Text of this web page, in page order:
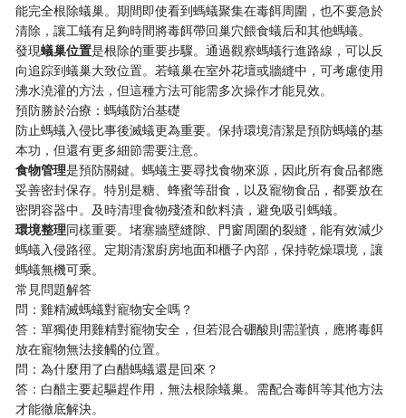
能完全根除蟻巢。期間即使看到螞蟻聚集在毒餌周圍，也不要急於
清除，讓工蟻有足夠時間將毒餌帶回巢穴餵食蟻后和其他螞蟻。
發現​​蟻巢位置​​是根除的重要步驟。通過觀察螞蟻行進路線，可以反
向追踪到蟻巢大致位置。若蟻巢在室外花壇或牆縫中，可考慮使用
沸水澆灌的方法，但這種方法可能需多次操作才能見效。
預防勝於治療：螞蟻防治基礎
防止螞蟻入侵比事後滅蟻更為重要。保持環境清潔是預防螞蟻的基
本功，但還有更多細節需要注意。
​食物管理​​是預防關鍵。螞蟻主要尋找食物來源，因此所有食品都應
妥善密封保存。特別是糖、蜂蜜等甜食，以及寵物食品，都要放在
密閉容器中。及時清理食物殘渣和飲料漬，避免吸引螞蟻。
​環境整理​​同樣重要。堵塞牆壁縫隙、門窗周圍的裂縫，能有效減少
螞蟻入侵路徑。定期清潔廚房地面和櫃子內部，保持乾燥環境，讓
螞蟻無機可乘。
常見問題解答
問：雞精滅螞蟻對寵物安全嗎？
答：單獨使用雞精對寵物安全，但若混合硼酸則需謹慎，應將毒餌
放在寵物無法接觸的位置。
問：為什麼用了白醋螞蟻還是回來？
答：白醋主要起驅趕作用，無法根除蟻巢。需配合毒餌等其他方法
才能徹底解決。